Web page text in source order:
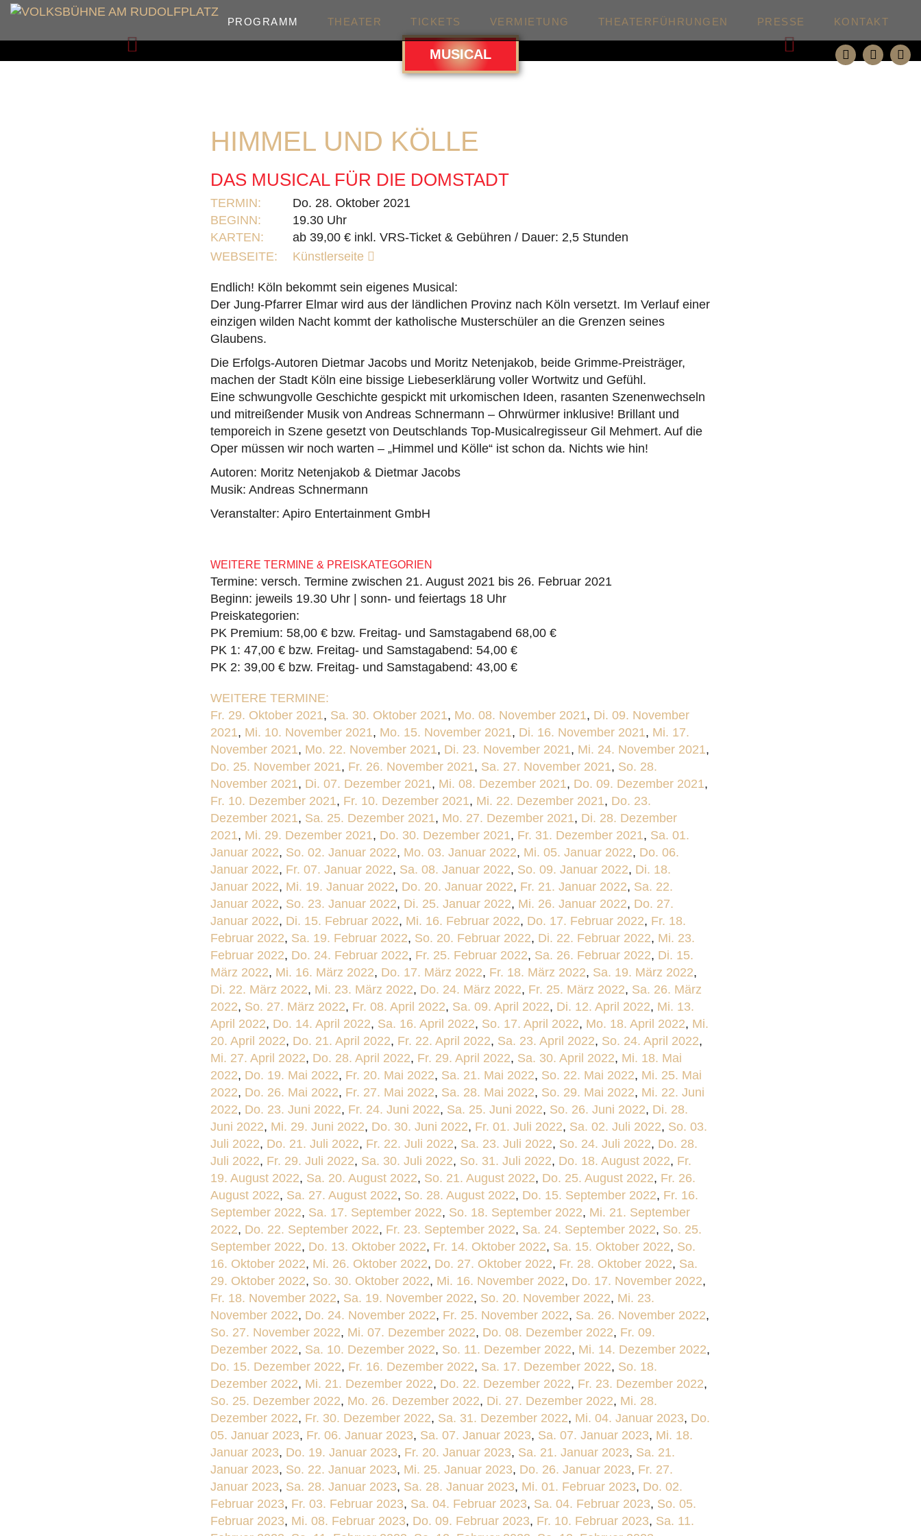
PROGRAMM THEATER TICKETS VERMIETUNG THEATERFÜHRUNGEN PRESSE KONTAKT
Zurück Weiter
MUSICAL
HIMMEL UND KÖLLE
DAS MUSICAL FÜR DIE DOMSTADT
TERMIN:
Do. 28. Oktober 2021
BEGINN:
19.30 Uhr
KARTEN:
ab 39,00 € inkl. VRS-Ticket & Gebühren / Dauer: 2,5 Stunden
WEBSEITE:
Künstlerseite
Endlich! Köln bekommt sein eigenes Musical:
Der Jung-Pfarrer Elmar wird aus der ländlichen Provinz nach Köln versetzt. Im Verlauf einer
einzigen wilden Nacht kommt der katholische Musterschüler an die Grenzen seines
Glaubens.
Die Erfolgs-Autoren Dietmar Jacobs und Moritz Netenjakob, beide Grimme-Preisträger,
machen der Stadt Köln eine bissige Liebeserklärung voller Wortwitz und Gefühl.
Eine schwungvolle Geschichte gespickt mit urkomischen Ideen, rasanten Szenenwechseln
und mitreißender Musik von Andreas Schnermann – Ohrwürmer inklusive! Brillant und
temporeich in Szene gesetzt von Deutschlands Top-Musicalregisseur Gil Mehmert. Auf die
Oper müssen wir noch warten – „Himmel und Kölle“ ist schon da. Nichts wie hin!
Autoren: Moritz Netenjakob & Dietmar Jacobs
Musik: Andreas Schnermann
Veranstalter: Apiro Entertainment GmbH
WEITERE TERMINE & PREISKATEGORIEN
Termine: versch. Termine zwischen 21. August 2021 bis 26. Februar 2021
Beginn: jeweils 19.30 Uhr | sonn- und feiertags 18 Uhr
Preiskategorien:
PK Premium: 58,00 € bzw. Freitag- und Samstagabend 68,00 €
PK 1: 47,00 € bzw. Freitag- und Samstagabend: 54,00 €
PK 2: 39,00 € bzw. Freitag- und Samstagabend: 43,00 €
WEITERE TERMINE:
Fr. 29. Oktober 2021, Sa. 30. Oktober 2021, Mo. 08. November 2021, Di. 09. November
2021, Mi. 10. November 2021, Mo. 15. November 2021, Di. 16. November 2021, Mi. 17.
November 2021, Mo. 22. November 2021, Di. 23. November 2021, Mi. 24. November 2021,
Do. 25. November 2021, Fr. 26. November 2021, Sa. 27. November 2021, So. 28.
November 2021, Di. 07. Dezember 2021, Mi. 08. Dezember 2021, Do. 09. Dezember 2021,
Fr. 10. Dezember 2021, Fr. 10. Dezember 2021, Mi. 22. Dezember 2021, Do. 23.
Dezember 2021, Sa. 25. Dezember 2021, Mo. 27. Dezember 2021, Di. 28. Dezember
2021, Mi. 29. Dezember 2021, Do. 30. Dezember 2021, Fr. 31. Dezember 2021, Sa. 01.
Januar 2022, So. 02. Januar 2022, Mo. 03. Januar 2022, Mi. 05. Januar 2022, Do. 06.
Januar 2022, Fr. 07. Januar 2022, Sa. 08. Januar 2022, So. 09. Januar 2022, Di. 18.
Januar 2022, Mi. 19. Januar 2022, Do. 20. Januar 2022, Fr. 21. Januar 2022, Sa. 22.
Januar 2022, So. 23. Januar 2022, Di. 25. Januar 2022, Mi. 26. Januar 2022, Do. 27.
Januar 2022, Di. 15. Februar 2022, Mi. 16. Februar 2022, Do. 17. Februar 2022, Fr. 18.
Februar 2022, Sa. 19. Februar 2022, So. 20. Februar 2022, Di. 22. Februar 2022, Mi. 23.
Februar 2022, Do. 24. Februar 2022, Fr. 25. Februar 2022, Sa. 26. Februar 2022, Di. 15.
März 2022, Mi. 16. März 2022, Do. 17. März 2022, Fr. 18. März 2022, Sa. 19. März 2022,
Di. 22. März 2022, Mi. 23. März 2022, Do. 24. März 2022, Fr. 25. März 2022, Sa. 26. März
2022, So. 27. März 2022, Fr. 08. April 2022, Sa. 09. April 2022, Di. 12. April 2022, Mi. 13.
April 2022, Do. 14. April 2022, Sa. 16. April 2022, So. 17. April 2022, Mo. 18. April 2022, Mi.
20. April 2022, Do. 21. April 2022, Fr. 22. April 2022, Sa. 23. April 2022, So. 24. April 2022,
Mi. 27. April 2022, Do. 28. April 2022, Fr. 29. April 2022, Sa. 30. April 2022, Mi. 18. Mai
2022, Do. 19. Mai 2022, Fr. 20. Mai 2022, Sa. 21. Mai 2022, So. 22. Mai 2022, Mi. 25. Mai
2022, Do. 26. Mai 2022, Fr. 27. Mai 2022, Sa. 28. Mai 2022, So. 29. Mai 2022, Mi. 22. Juni
2022, Do. 23. Juni 2022, Fr. 24. Juni 2022, Sa. 25. Juni 2022, So. 26. Juni 2022, Di. 28.
Juni 2022, Mi. 29. Juni 2022, Do. 30. Juni 2022, Fr. 01. Juli 2022, Sa. 02. Juli 2022, So. 03.
Juli 2022, Do. 21. Juli 2022, Fr. 22. Juli 2022, Sa. 23. Juli 2022, So. 24. Juli 2022, Do. 28.
Juli 2022, Fr. 29. Juli 2022, Sa. 30. Juli 2022, So. 31. Juli 2022, Do. 18. August 2022, Fr.
19. August 2022, Sa. 20. August 2022, So. 21. August 2022, Do. 25. August 2022, Fr. 26.
August 2022, Sa. 27. August 2022, So. 28. August 2022, Do. 15. September 2022, Fr. 16.
September 2022, Sa. 17. September 2022, So. 18. September 2022, Mi. 21. September
2022, Do. 22. September 2022, Fr. 23. September 2022, Sa. 24. September 2022, So. 25.
September 2022, Do. 13. Oktober 2022, Fr. 14. Oktober 2022, Sa. 15. Oktober 2022, So.
16. Oktober 2022, Mi. 26. Oktober 2022, Do. 27. Oktober 2022, Fr. 28. Oktober 2022, Sa.
29. Oktober 2022, So. 30. Oktober 2022, Mi. 16. November 2022, Do. 17. November 2022,
Fr. 18. November 2022, Sa. 19. November 2022, So. 20. November 2022, Mi. 23.
November 2022, Do. 24. November 2022, Fr. 25. November 2022, Sa. 26. November 2022,
So. 27. November 2022, Mi. 07. Dezember 2022, Do. 08. Dezember 2022, Fr. 09.
Dezember 2022, Sa. 10. Dezember 2022, So. 11. Dezember 2022, Mi. 14. Dezember 2022,
Do. 15. Dezember 2022, Fr. 16. Dezember 2022, Sa. 17. Dezember 2022, So. 18.
Dezember 2022, Mi. 21. Dezember 2022, Do. 22. Dezember 2022, Fr. 23. Dezember 2022,
So. 25. Dezember 2022, Mo. 26. Dezember 2022, Di. 27. Dezember 2022, Mi. 28.
Dezember 2022, Fr. 30. Dezember 2022, Sa. 31. Dezember 2022, Mi. 04. Januar 2023, Do.
05. Januar 2023, Fr. 06. Januar 2023, Sa. 07. Januar 2023, Sa. 07. Januar 2023, Mi. 18.
Januar 2023, Do. 19. Januar 2023, Fr. 20. Januar 2023, Sa. 21. Januar 2023, Sa. 21.
Januar 2023, So. 22. Januar 2023, Mi. 25. Januar 2023, Do. 26. Januar 2023, Fr. 27.
Januar 2023, Sa. 28. Januar 2023, Sa. 28. Januar 2023, Mi. 01. Februar 2023, Do. 02.
Februar 2023, Fr. 03. Februar 2023, Sa. 04. Februar 2023, Sa. 04. Februar 2023, So. 05.
Februar 2023, Mi. 08. Februar 2023, Do. 09. Februar 2023, Fr. 10. Februar 2023, Sa. 11.